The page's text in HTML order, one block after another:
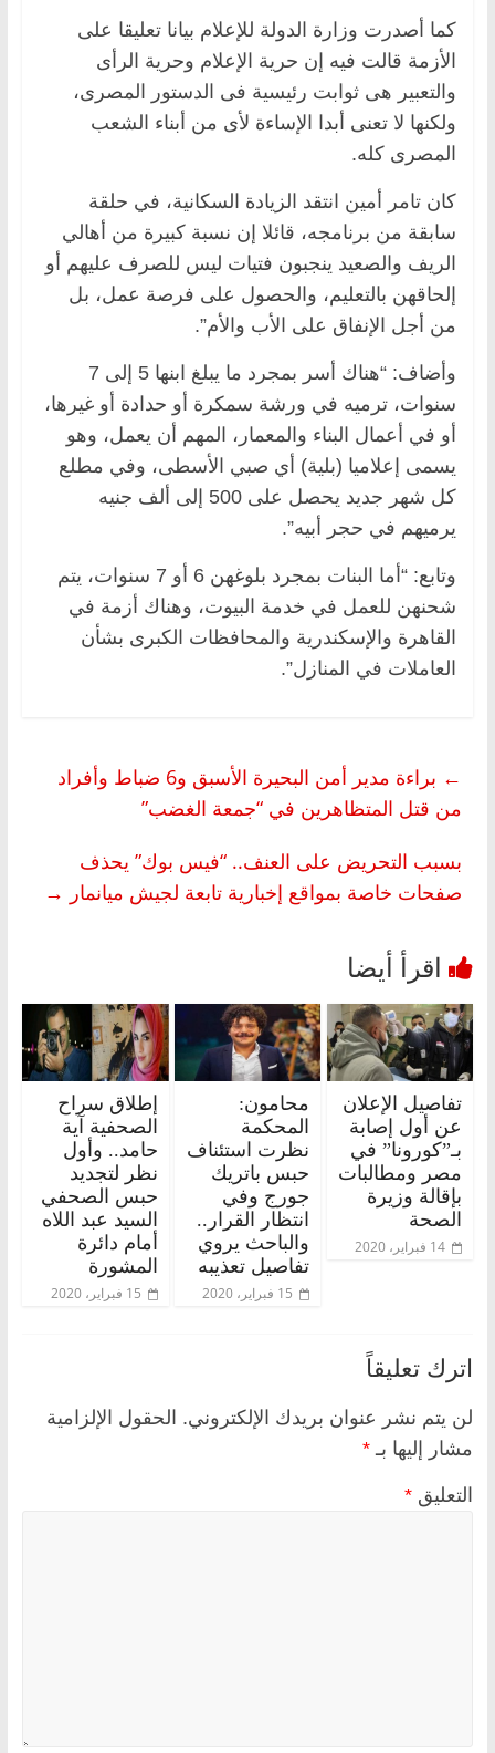
كما أصدرت وزارة الدولة للإعلام بيانا تعليقا على
الأزمة قالت فيه إن حرية الإعلام وحرية الرأى
والتعبير هى ثوابت رئيسية فى الدستور المصرى،
ولكنها لا تعنى أبدا الإساءة لأى من أبناء الشعب
المصرى كله.
كان تامر أمين انتقد الزيادة السكانية، في حلقة
سابقة من برنامجه، قائلا إن نسبة كبيرة من أهالي
الريف والصعيد ينجبون فتيات ليس للصرف عليهم أو
إلحاقهن بالتعليم، والحصول على فرصة عمل، بل
من أجل الإنفاق على الأب والأم”.
وأضاف: “هناك أسر بمجرد ما يبلغ ابنها 5 إلى 7
سنوات، ترميه في ورشة سمكرة أو حدادة أو غيرها،
أو في أعمال البناء والمعمار، المهم أن يعمل، وهو
يسمى إعلاميا (بلية) أي صبي الأسطى، وفي مطلع
كل شهر جديد يحصل على 500 إلى ألف جنيه
يرميهم في حجر أبيه”.
وتابع: “أما البنات بمجرد بلوغهن 6 أو 7 سنوات، يتم
شحنهن للعمل في خدمة البيوت، وهناك أزمة في
القاهرة والإسكندرية والمحافظات الكبرى بشأن
العاملات في المنازل”.
←
براءة مدير أمن البحيرة الأسبق و6 ضباط وأفراد
من قتل المتظاهرين في “جمعة الغضب”
بسبب التحريض على العنف.. “فيس بوك” يحذف
صفحات خاصة بمواقع إخبارية تابعة لجيش ميانمار →
تفاصيل الإعلان
عن أول إصابة
بـ”كورونا” في
مصر ومطالبات
بإقالة وزيرة
الصحة
14 فبراير، 2020
محامون:
المحكمة
نظرت استئناف
حبس باتريك
جورج وفي
انتظار القرار..
والباحث يروي
تفاصيل تعذيبه
15 فبراير، 2020
إطلاق سراح
الصحفية آية
حامد.. وأول
نظر لتجديد
حبس الصحفي
السيد عبد اللاه
أمام دائرة
المشورة
15 فبراير، 2020
اترك تعليقاً
لن يتم نشر عنوان بريدك الإلكتروني. الحقول الإلزامية
مشار إليها بـ *
التعليق *